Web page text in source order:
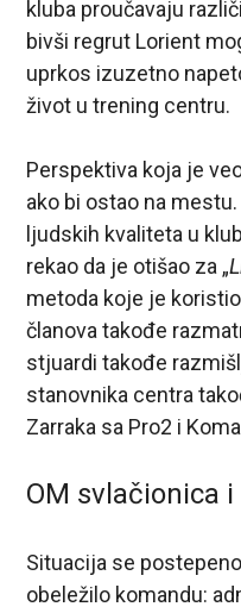
kluba proučavaju
bivši regrut Lorient
uprkos izuzetno
život u trening centru.
Perspektiva koja je
ako bi ostao na
ljudskih kvaliteta u
rekao da je otišao za „
metoda koje je
članova takođe
stjuardi takođe
stanovnika centra
Zarraka sa Pro2 i
OM svlačionica
Situacija se
obeležilo komandu: